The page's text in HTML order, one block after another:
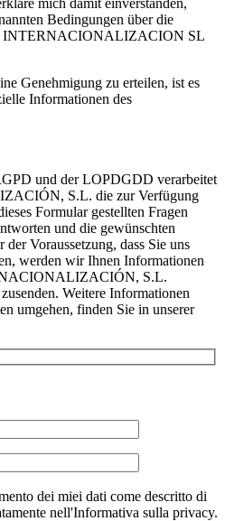
Bedingungen über die
INTERNACIONALIZACION SL
Genehmigung zu erteilen, ist es
Informationen des
und der LOPDGDD verarbeitet
S.L. die zur Verfügung
Formular gestellten Fragen
und die gewünschten
Voraussetzung, dass Sie uns
werden wir Ihnen Informationen
S.L.
Weitere Informationen
umgehen, finden Sie in unserer
dei miei dati come descritto di
nell'Informativa sulla privacy.